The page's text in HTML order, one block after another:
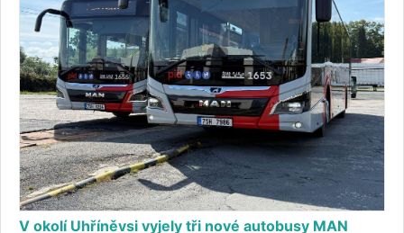
V okolí Uhříněvsi vyjely tři nové autobusy MAN